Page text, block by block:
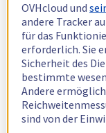
OVHcloud und
andere Tracker
für das
erforderlich. Sie
Sicherheit des
bestimmte
Andere
sind von der